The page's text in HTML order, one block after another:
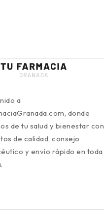
a
donde
de tu salud y bienestar con
de calidad, consejo
y envío rápido en toda